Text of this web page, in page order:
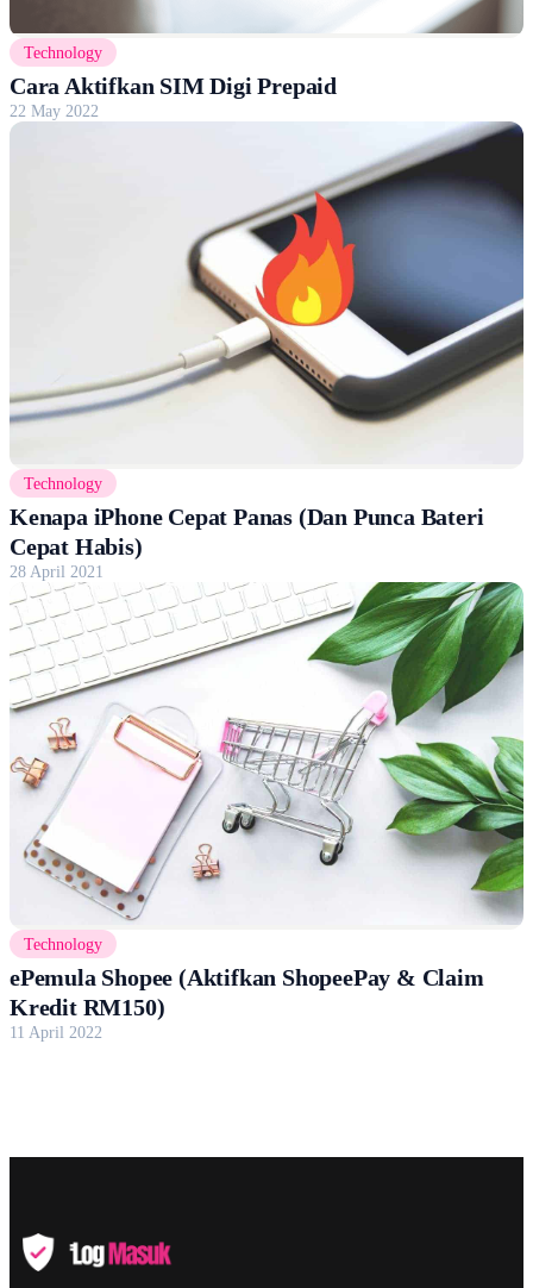
Technology
Cara Aktifkan SIM Digi Prepaid
22 May 2022
Technology
Kenapa iPhone Cepat Panas (Dan Punca Bateri
Cepat Habis)
28 April 2021
Technology
ePemula Shopee (Aktifkan ShopeePay & Claim
Kredit RM150)
11 April 2022